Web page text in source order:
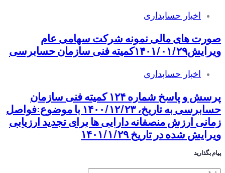
اخبار حسابداری
صورت های مالی نمونه شرکت سهامی عام
ویرایش۱۴۰۱/۰۱/۲۹کمیته فنی سازمان حسابرسی
اخبار حسابداری
پرسش و پاسخ شماره ۱۲۴ کمیته فنی سازمان
حسابرسی به تاریخ، ۱۴۰۰/۱۲/۲۳ با موضوع:فواصل
زمانی ارزش منصفانه دارایی ها برای تجدید ارزیابی
ویرایش شده در تاریخ ۱۴۰۱/۱/۲۹
پیام بگذارید